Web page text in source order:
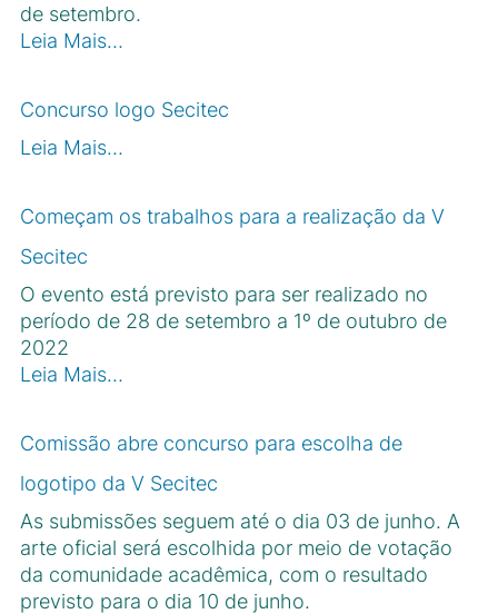
de setembro.
Leia Mais…
Concurso logo Secitec
Leia Mais…
Começam os trabalhos para a realização da V
Secitec
O evento está previsto para ser realizado no
período de 28 de setembro a 1º de outubro de
2022
Leia Mais…
Comissão abre concurso para escolha de
logotipo da V Secitec
As submissões seguem até o dia 03 de junho. A
arte oficial será escolhida por meio de votação
da comunidade acadêmica, com o resultado
previsto para o dia 10 de junho.